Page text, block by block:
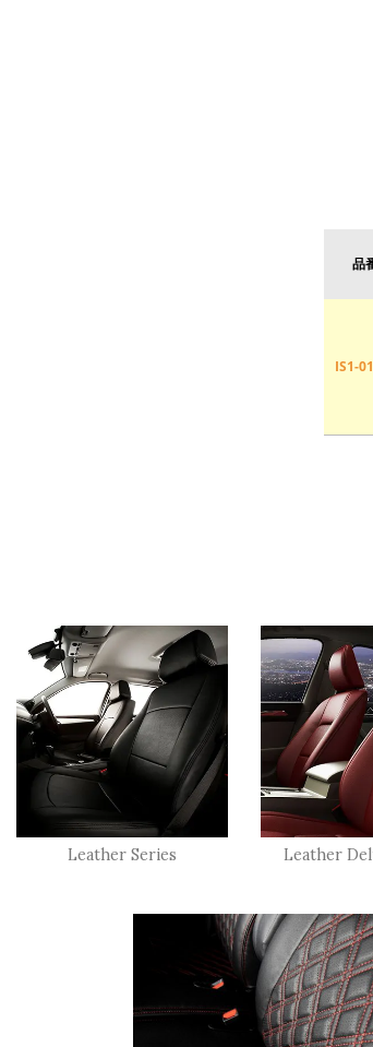
品
IS1-01
Leather Series Leather